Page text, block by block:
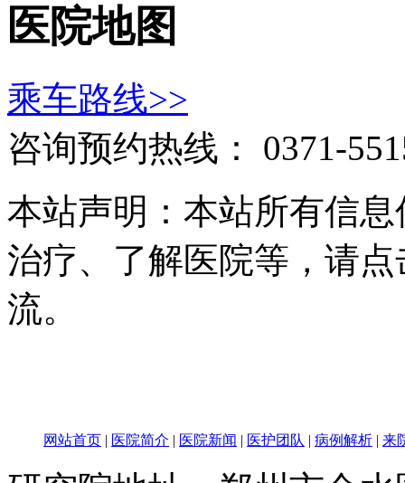
医院地图
乘车路线>>
咨询预约热线：
0371-
本站声明：本站所有信
治疗、了解医院等，请
流。
网站首页 | 医院简介 | 医院新闻 | 医护团队 | 病例解析 | 来